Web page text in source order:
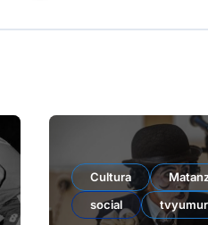
Cultura
social